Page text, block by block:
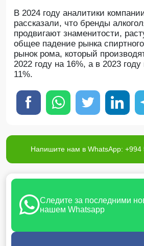
В 2024 году аналитики
рассказали, что бренды
продвигают знаменитости,
общее падение рынка
рынок рома, который
2022 году на 16%, а в 2023
11%.
Напишите нам в WhatsApp: +994
Следите за последними
нашем Whatsapp